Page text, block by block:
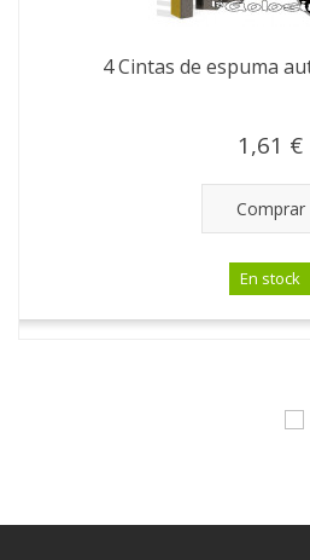
4 Cintas de espuma
1,61 €
Comprar
En stock